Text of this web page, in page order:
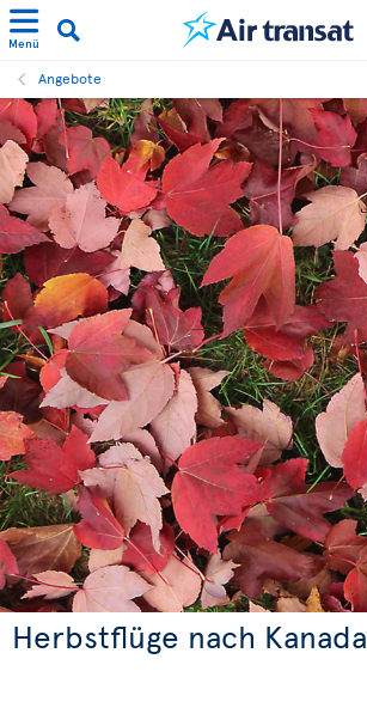
Menü
Angebote
Herbstflüge nach Kanada